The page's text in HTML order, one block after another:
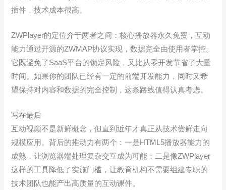
插件，技术成本很高。
ZWPlayer的定位介于两者之间：核心播放器永久免费，互动
能力通过开源的ZWMAP协议实现，数据完全由使用者掌控。
它既避免了SaaS平台的锁定风险，又比从零开发节省了大量
时间。如果你的团队已经有一定的前端开发能力，同时又希
望保持对内容和数据的完全控制，这条路线值得认真考虑。
写在最后
互动视频不是新鲜概念，但直到近年才真正从技术尝鲜走向
规模应用。背后的推动力有两个：一是HTML5播放器能力的
成熟，让浏览器端处理复杂交互成为可能；二是像ZWPlayer
这样的工具降低了实施门槛，让教育机构不需要组建专职的
技术团队也能产出高质量的互动课件。